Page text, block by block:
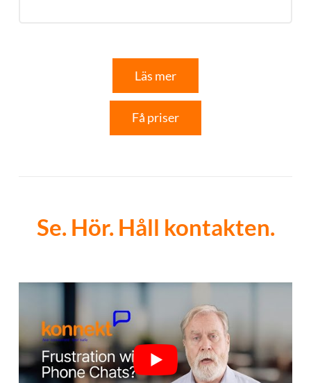
Läs mer
Få priser
Se. Hör. Håll kontakten.